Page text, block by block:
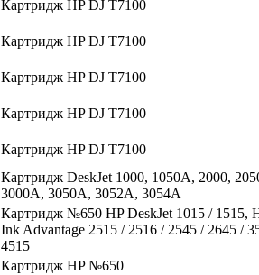
Картридж HP DJ T7100
Картридж HP DJ T7100
Картридж HP DJ T7100
Картридж HP DJ T7100
Картридж HP DJ T7100
Картридж DeskJet 1000, 1050A, 2000,
3000A, 3050A, 3052A, 3054A
Картридж №650 HP DeskJet 1015 / 1515,
Ink Advantage 2515 / 2516 / 2545 / 2645 /
4515
Картридж HP №650